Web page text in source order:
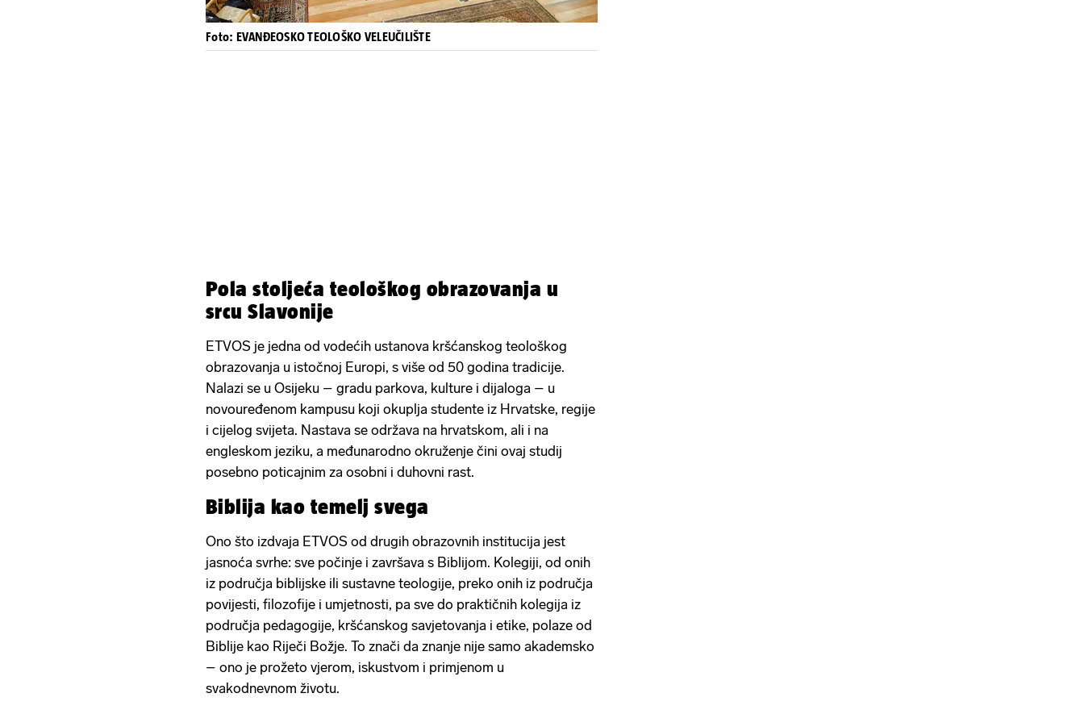
Foto: EVANĐEOSKO TEOLOŠKO VELEUČILIŠTE
Pola stoljeća teološkog obrazovanja u
srcu Slavonije
ETVOS je jedna od vodećih ustanova kršćanskog teološkog
obrazovanja u istočnoj Europi, s više od 50 godina tradicije.
Nalazi se u Osijeku – gradu parkova, kulture i dijaloga – u
novouređenom kampusu koji okuplja studente iz Hrvatske, regije
i cijelog svijeta. Nastava se održava na hrvatskom, ali i na
engleskom jeziku, a međunarodno okruženje čini ovaj studij
posebno poticajnim za osobni i duhovni rast.
Biblija kao temelj svega
Ono što izdvaja ETVOS od drugih obrazovnih institucija jest
jasnoća svrhe: sve počinje i završava s Biblijom. Kolegiji, od onih
iz područja biblijske ili sustavne teologije, preko onih iz područja
povijesti, filozofije i umjetnosti, pa sve do praktičnih kolegija iz
područja pedagogije, kršćanskog savjetovanja i etike, polaze od
Biblije kao Riječi Božje. To znači da znanje nije samo akademsko
– ono je prožeto vjerom, iskustvom i primjenom u
svakodnevnom životu.